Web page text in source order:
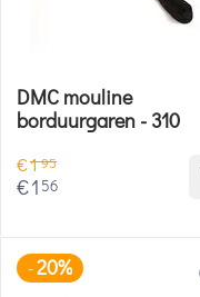
DMC mouline
borduurgaren - 310
€195
€1 56
-20%